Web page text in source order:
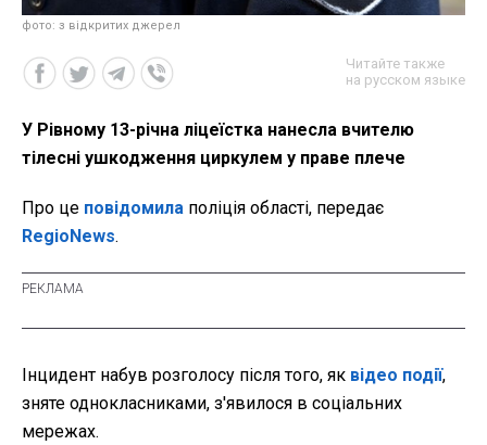
фото: з відкритих джерел
Читайте также
на русском языке
У Рівному 13-річна ліцеїстка нанесла вчителю
тілесні ушкодження циркулем у праве плече
Про це повідомила поліція області, передає
RegioNews.
Інцидент набув розголосу після того, як відео події,
зняте однокласниками, з'явилося в соціальних
мережах.